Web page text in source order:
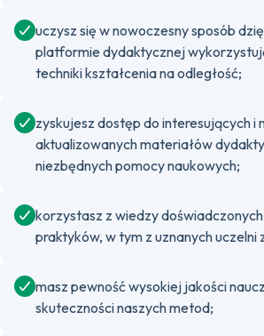
uczysz się w nowoczesny sposób
platformie dydaktycznej
techniki kształcenia na odległość;
zyskujesz dostęp do interesujących i
aktualizowanych materiałów
niezbędnych pomocy naukowych;
korzystasz z wiedzy
praktyków, w tym z uznanych uczelni
masz pewność wysokiej jakości
skuteczności naszych metod;